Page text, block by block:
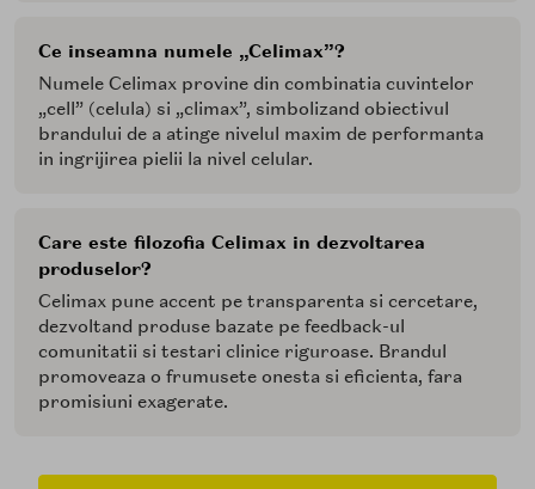
Ce inseamna numele „Celimax”?
Numele Celimax provine din combinatia cuvintelor
„cell” (celula) si „climax”, simbolizand obiectivul
brandului de a atinge nivelul maxim de performanta
in ingrijirea pielii la nivel celular.
Care este filozofia Celimax in dezvoltarea
produselor?
Celimax pune accent pe transparenta si cercetare,
dezvoltand produse bazate pe feedback-ul
comunitatii si testari clinice riguroase. Brandul
promoveaza o frumusete onesta si eficienta, fara
promisiuni exagerate.